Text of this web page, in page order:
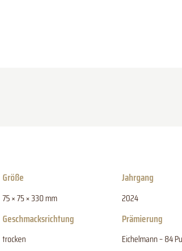
Größe
75 × 75 × 330 mm
Jahrgang
2024
Geschmacksrichtung
trocken
Prämierung
Eichelmann – 84